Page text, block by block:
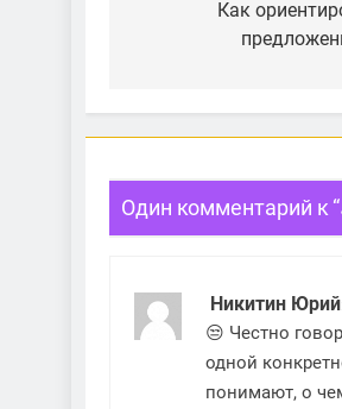
Как
Один комментарий к “
Никитин Юрий
😒 Честно
одной
понимают, о